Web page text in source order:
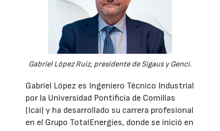
Gabriel López Ruiz, presidente de Sigaus y Genci.
Gabriel López es Ingeniero Técnico Industrial
por la Universidad Pontificia de Comillas
(Icai) y ha desarrollado su carrera profesional
en el Grupo TotalEnergies, donde se inició en